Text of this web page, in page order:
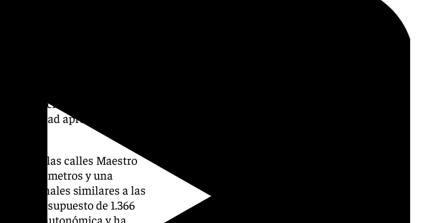
estaciones que
una anchura superior a
aproximada de
entre las calles Maestro
de 116 metros y una
funcionales similares a las
un presupuesto de 1.366
y autonómica y ha